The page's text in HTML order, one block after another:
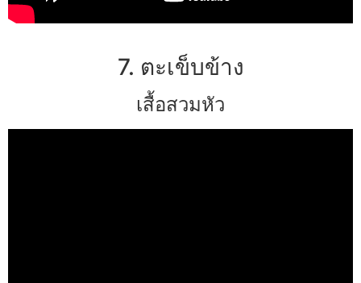
7. ตะเข็บข้าง
เสื้อสวมหัว